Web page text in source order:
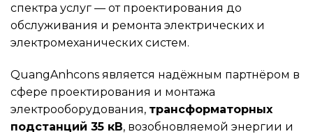
спектра услуг — от проектирования до
обслуживания и ремонта электрических и
электромеханических систем.
QuangAnhcons является надёжным партнёром в
сфере проектирования и монтажа
электрооборудования, трансформаторных
подстанций 35 кВ, возобновляемой энергии и